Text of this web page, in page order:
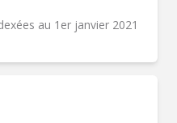
au 1er janvier 2021